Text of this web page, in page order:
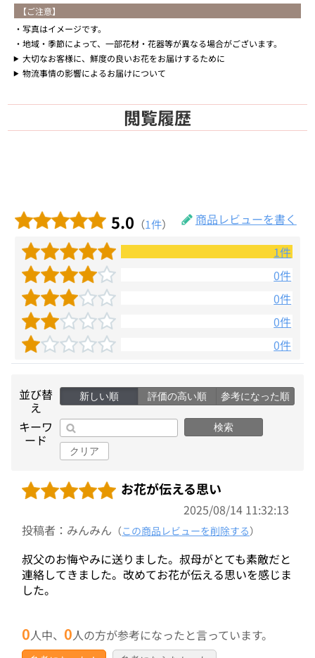
【ご注意】
写真はイメージです。
地域・季節によって、一部花材・花器等が異なる場合がございます。
大切なお客様に、鮮度の良いお花をお届けするために
物流事情の影響によるお届けについて
閲覧履歴
5.0 （1件）
商品レビューを書く
1件
0件
0件
0件
0件
並び替
え
新しい順 評価の高い順 参考になった順
キーワ
ード
検索
クリア
お花が伝える思い
2025/08/14 11:32:13
投稿者：みんみん （この商品レビューを削除する）
叔父のお悔やみに送りました。叔母がとても素敵だと
連絡してきました。改めてお花が伝える思いを感じま
した。
0人中、0人の方が参考になったと言っています。